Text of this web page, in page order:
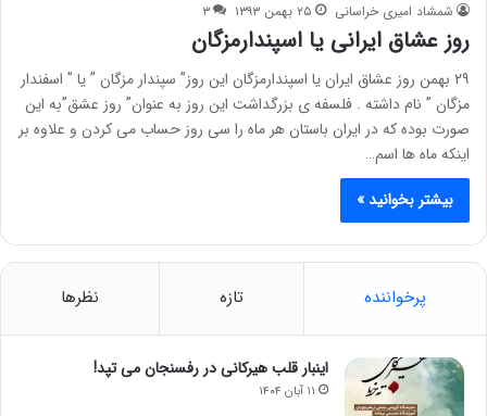
شمشاد امیری خراسانی ۲۵ بهمن ۱۳۹۳ ۳
روز عشاق ایرانی یا اسپندارمزگان
۲۹ بهمن روز عشاق ایران یا اسپندارمزگان این روز” سپندار مزگان ” یا ” اسفندار
مزگان ” نام داشته . فلسفه ی بزرگداشت این روز به عنوان” روز عشق”به این
صورت بوده که در ایران باستان هر ماه را سی روز حساب می کردن و علاوه بر
اینکه ماه ها اسم…
بیشتر بخوانید »
پرخواننده تازه نظرها
اینبار قلب هیرکانی در رفسنجان می تپد!
۱۱ آبان ۱۴۰۴